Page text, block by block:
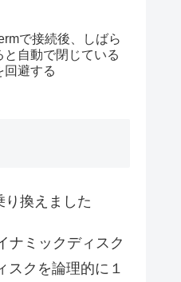
で接続後、しばら
と自動で閉じている
回避する
り換えました
ナミックディスク
スクを論理的に１